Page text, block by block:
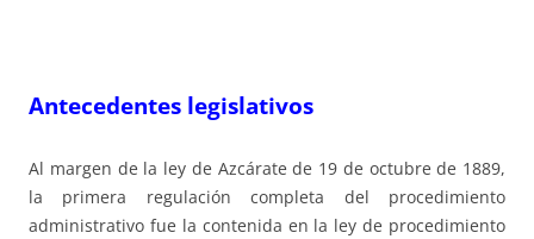
Antecedentes legislativos
Al margen de la ley de Azcárate de 19 de octubre de 1889,
la primera regulación completa del procedimiento
administrativo fue la contenida en la ley de procedimiento